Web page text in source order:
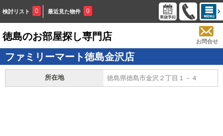
検討リスト 0 最近見た物件 0
徳島のお部屋探し専門店 お問合せ
ファミリーマート徳島金沢店
所在地 徳島県徳島市金沢２丁目１－４